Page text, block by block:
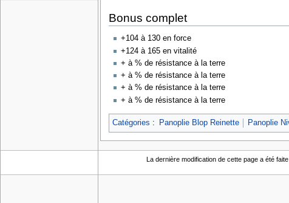
Bonus complet
+104 à 130 en force
+124 à 165 en vitalité
+ à % de résistance à la terre
+ à % de résistance à la terre
+ à % de résistance à la terre
+ à % de résistance à la terre
Catégories : Panoplie Blop Reinette Panoplie
La dernière modification de cette page a été